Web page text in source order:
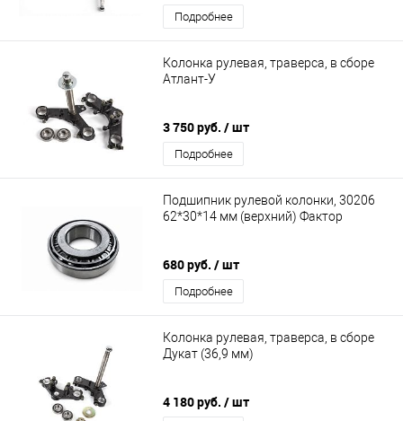
Подробнее
Колонка рулевая, траверса, в сборе
Атлант-У
3 750 руб. / шт
Подробнее
Подшипник рулевой колонки, 30206
62*30*14 мм (верхний) Фактор
680 руб. / шт
Подробнее
Колонка рулевая, траверса, в сборе
Дукат (36,9 мм)
4 180 руб. / шт